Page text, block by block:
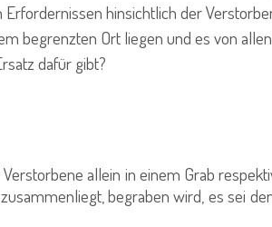
hinsichtlich der
begrenzten Ort liegen und es von
dafür gibt?
allein in einem Grab
begraben wird, es sei